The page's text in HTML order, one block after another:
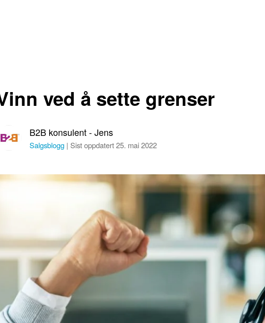
ved å sette grenser
B2B konsulent - Jens
Salgsblogg | Sist oppdatert 25. mai 2022